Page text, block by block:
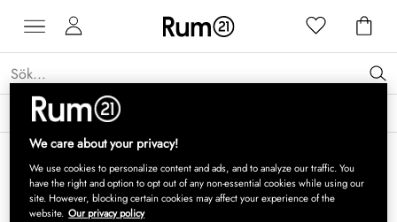
Få 15 % rabatt på Grythyttan Stålmöbler* →
We care about your privacy!
We use cookies to personalize content and ads, and to analyze our traffic. You
have the right and option to opt out of any non-essential cookies while using our
site. However, blocking certain cookies may affect your experience of the
website. Our privacy policy